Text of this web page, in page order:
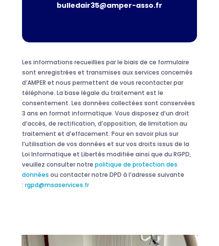
bulledair35@amper-asso.fr
Les informations recueillies par le biais de ce formulaire
sont enregistrées et transmises aux services concernés
d’AMPER et nous permettent de vous recontacter par
téléphone. La base légale du traitement est le
consentement. Les données collectées sont conservées
3 ans en format informatique. Vous disposez d’un droit
d’accès, de rectification, d’opposition, de limitation au
traitement et d’effacement. Pour en savoir plus sur
l’utilisation de vos données et sur vos droits issus de la
Loi Informatique et Libertés modifiée ainsi que du RGPD,
veuillez consulter notre politique de protection des
données ou contacter notre DPD à l’adresse suivante
: rgpd@msaservices.fr